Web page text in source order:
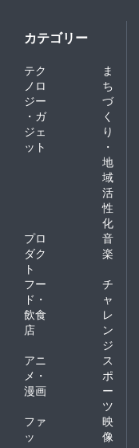
カテゴリー
テク
ノロ
ジー
・ガ
ジェ
ット
ま
ち
づ
く
り
・
地
域
活
性
化
プロ
ダク
ト
音
楽
フー
ド・
飲食
店
チ
ャ
レ
ン
ジ
アニ
メ・
漫画
ス
ポ
ー
ツ
ファ
ッ
映
像